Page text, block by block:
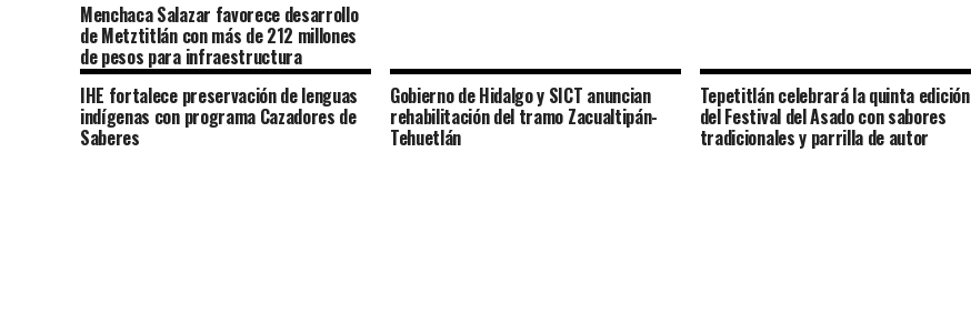
Menchaca Salazar favorece desarrollo
de Metztitlán con más de 212 millones
de pesos para infraestructura
IHE fortalece preservación de lenguas
indígenas con programa Cazadores de
Saberes
Gobierno de Hidalgo y SICT anuncian
rehabilitación del tramo Zacualtipán-
Tehuetlán
Tepetitlán celebrará la quinta edición
del Festival del Asado con sabores
tradicionales y parrilla de autor